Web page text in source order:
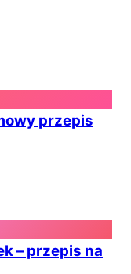
przepis
– przepis na